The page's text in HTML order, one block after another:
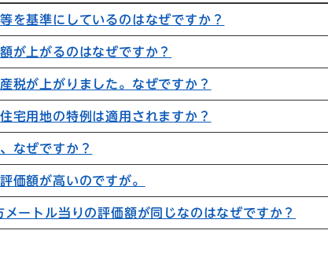
を基準にしているのはなぜですか？
が上がるのはなぜですか？
税が上がりました。なぜですか？
宅用地の特例は適用されますか？
なぜですか？
価額が高いのですが。
ートル当りの評価額が同じなのはなぜですか？